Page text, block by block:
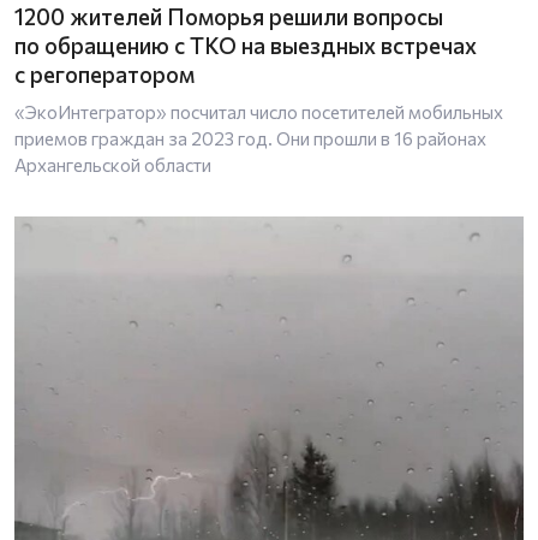
1200 жителей Поморья решили вопросы
по обращению с ТКО на выездных встречах
с регоператором
«ЭкоИнтегратор» посчитал число посетителей мобильных
приемов граждан за 2023 год. Они прошли в 16 районах
Архангельской области